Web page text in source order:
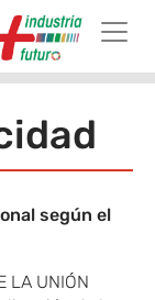
según el
LA UNIÓN